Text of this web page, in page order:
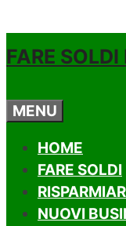
FARE SOLDI
MENU
HOME
FARE SOLDI
NUOVI